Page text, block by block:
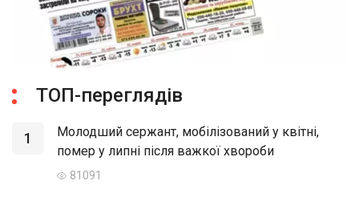
ТОП-переглядів
1
Молодший сержант, мобілізований у квітні,
помер у липні після важкої хвороби
81091